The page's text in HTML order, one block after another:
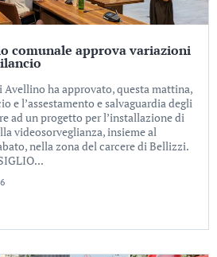
comunale approva variazioni
ha approvato, questa mattina,
e l’assestamento e salvaguardia degli
ad un progetto per l’installazione di
videosorveglianza, insieme al
nella zona del carcere di Bellizzi.